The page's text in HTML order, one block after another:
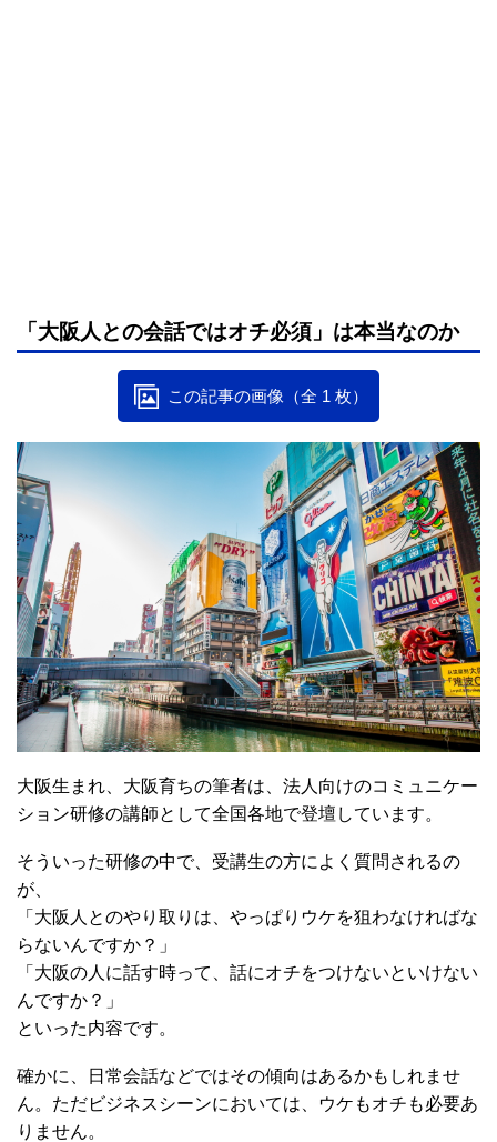
「大阪人との会話ではオチ必須」は本当なのか
この記事の画像（全 1 枚）
大阪生まれ、大阪育ちの筆者は、法人向けのコミュニケー
ション研修の講師として全国各地で登壇しています。
そういった研修の中で、受講生の方によく質問されるの
が、
「大阪人とのやり取りは、やっぱりウケを狙わなければな
らないんですか？」
「大阪の人に話す時って、話にオチをつけないといけない
んですか？」
といった内容です。
確かに、日常会話などではその傾向はあるかもしれませ
ん。ただビジネスシーンにおいては、ウケもオチも必要あ
りません。